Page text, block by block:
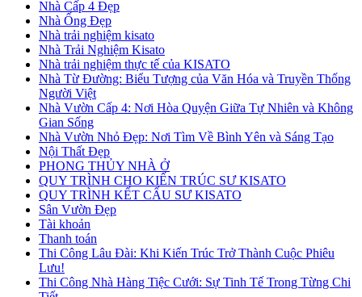
Nhà Cấp 4 Đẹp
Nhà Ống Đẹp
Nhà trải nghiệm kisato
Nhà Trải Nghiệm Kisato
Nhà trải nghiệm thực tế của KISATO
Nhà Từ Đường: Biểu Tượng của Văn Hóa và Truyền Thống
Người Việt
Nhà Vườn Cấp 4: Nơi Hòa Quyện Giữa Tự Nhiên và Không
Gian Sống
Nhà Vườn Nhỏ Đẹp: Nơi Tìm Về Bình Yên và Sáng Tạo
Nội Thất Đẹp
PHONG THỦY NHÀ Ở
QUY TRÌNH CHO KIẾN TRÚC SƯ KISATO
QUY TRÌNH KẾT CẤU SƯ KISATO
Sân Vườn Đẹp
Tài khoản
Thanh toán
Thi Công Lâu Đài: Khi Kiến Trúc Trở Thành Cuộc Phiêu
Lưu!
Thi Công Nhà Hàng Tiệc Cưới: Sự Tinh Tế Trong Từng Chi